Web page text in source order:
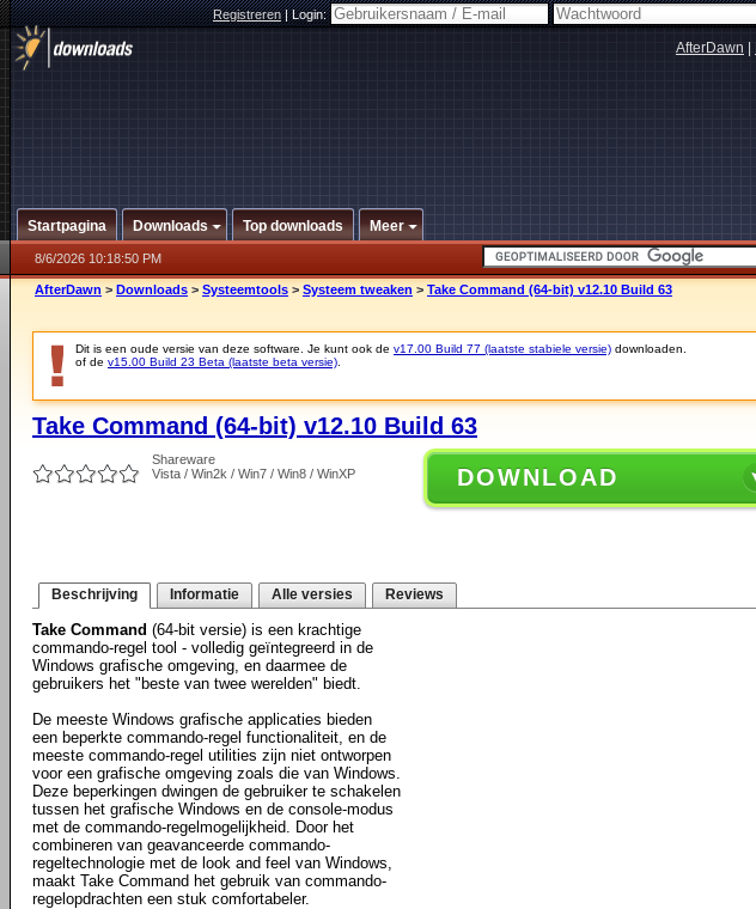
Registreren|Login:
AfterDawn
Startpagina Downloads Top downloads Meer
8/6/2026 10:18:50 PM
AfterDawn > Downloads > Systeemtools > Systeem tweaken > Take Command (64-bit) v12.10 Build 63
Dit is een oude versie van deze software. Je kunt ook de v17.00 Build 77 (laatste stabiele versie) downloaden.
of de v15.00 Build 23 Beta (laatste beta versie)
Take Command (64-bit) v12.10 Build 63
Shareware
Vista / Win2k / Win7 / Win8 / WinXP
DOWNLOAD
Beschrijving Informatie Alle versies Reviews
Take Command (64-bit versie) is een krachtige
commando-regel tool - volledig geïntegreerd in de
Windows grafische omgeving, en daarmee de
gebruikers het "beste van twee werelden" biedt.
De meeste Windows grafische applicaties bieden
een beperkte commando-regel functionaliteit, en de
meeste commando-regel utilities zijn niet ontworpen
voor een grafische omgeving zoals die van Windows.
Deze beperkingen dwingen de gebruiker te schakelen
tussen het grafische Windows en de console-modus
met de commando-regelmogelijkheid. Door het
combineren van geavanceerde commando-
regeltechnologie met de look and feel van Windows,
maakt Take Command het gebruik van commando-
regelopdrachten een stuk comfortabeler.